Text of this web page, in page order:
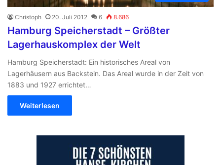
Christoph 20. Juli 2012 6 8.686
Hamburg Speicherstadt – Größter
Lagerhauskomplex der Welt
Hamburg Speicherstadt: Ein historisches Areal von
Lagerhäusern aus Backstein. Das Areal wurde in der Zeit von
1883 und 1927 errichtet…
Weiterlesen